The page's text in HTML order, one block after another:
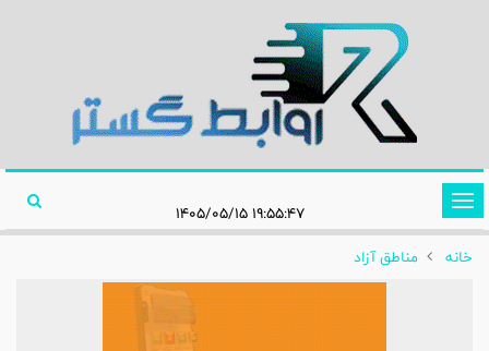
تغییر
وضعیت
ناوبری
۱۹:۵۵:۴۷ ۱۴۰۵/۰۵/۱۵
خانه
مناطق آزاد